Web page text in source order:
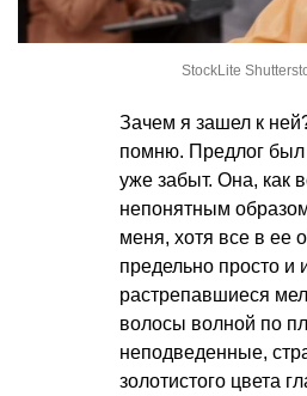
StockLite
Зачем я зашел к
помню. Предлог был
уже забыт. Она, как
непонятным
меня, хотя все в ее
предельно просто и
растрепавшиеся
волосы волной по
неподведенные,
золотистого цвета